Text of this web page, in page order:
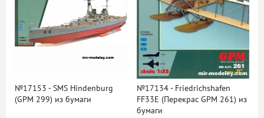
№17153 - SMS Hindenburg
(GPM 299) из бумаги
№17134 - Friedrichshafen
FF33E (Перекрас GPM 261) из
бумаги